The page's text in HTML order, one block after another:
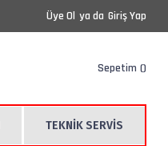
Üye Ol ya da Giriş Yap
Sepetim
TEKNİK SERVİS